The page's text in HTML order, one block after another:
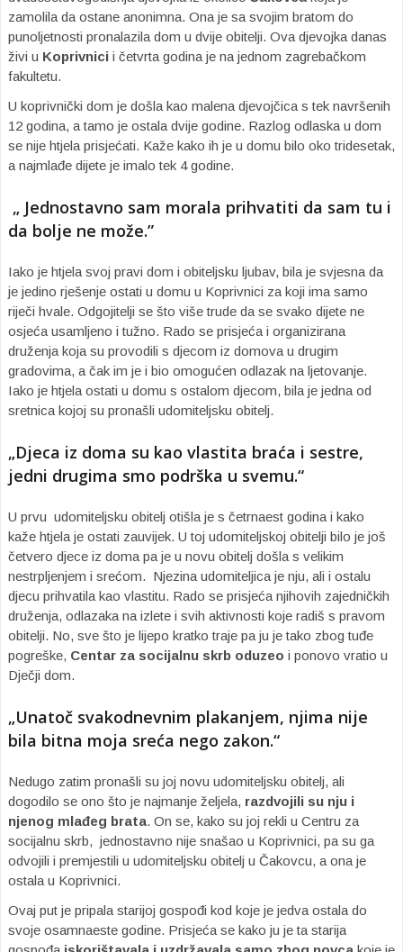
zamolila da ostane anonimna. Ona je sa svojim bratom do
punoljetnosti pronalazila dom u dvije obitelji. Ova djevojka danas
živi u Koprivnici i četvrta godina je na jednom zagrebačkom
fakultetu.
U koprivnički dom je došla kao malena djevojčica s tek navršenih
12 godina, a tamo je ostala dvije godine. Razlog odlaska u dom
se nije htjela prisjećati. Kaže kako ih je u domu bilo oko tridesetak,
a najmlađe dijete je imalo tek 4 godine.
„ Jednostavno sam morala prihvatiti da sam tu i
da bolje ne može.”
Iako je htjela svoj pravi dom i obiteljsku ljubav, bila je svjesna da
je jedino rješenje ostati u domu u Koprivnici za koji ima samo
riječi hvale. Odgojitelji se što više trude da se svako dijete ne
osjeća usamljeno i tužno. Rado se prisjeća i organizirana
druženja koja su provodili s djecom iz domova u drugim
gradovima, a čak im je i bio omogućen odlazak na ljetovanje.
Iako je htjela ostati u domu s ostalom djecom, bila je jedna od
sretnica kojoj su pronašli udomiteljsku obitelj.
„Djeca iz doma su kao vlastita braća i sestre,
jedni drugima smo podrška u svemu.“
U prvu udomiteljsku obitelj otišla je s četrnaest godina i kako
kaže htjela je ostati zauvijek. U toj udomiteljskoj obitelji bilo je još
četvero djece iz doma pa je u novu obitelj došla s velikim
nestrpljenjem i srećom. Njezina udomiteljica je nju, ali i ostalu
djecu prihvatila kao vlastitu. Rado se prisjeća njihovih zajedničkih
druženja, odlazaka na izlete i svih aktivnosti koje radiš s pravom
obitelji. No, sve što je lijepo kratko traje pa ju je tako zbog tuđe
pogreške, Centar za socijalnu skrb oduzeo i ponovo vratio u
Dječji dom.
„Unatoč svakodnevnim plakanjem, njima nije
bila bitna moja sreća nego zakon.“
Nedugo zatim pronašli su joj novu udomiteljsku obitelj, ali
dogodilo se ono što je najmanje željela, razdvojili su nju i
njenog mlađeg brata. On se, kako su joj rekli u Centru za
socijalnu skrb, jednostavno nije snašao u Koprivnici, pa su ga
odvojili i premjestili u udomiteljsku obitelj u Čakovcu, a ona je
ostala u Koprivnici.
Ovaj put je pripala starijoj gospođi kod koje je jedva ostala do
svoje osamnaeste godine. Prisjeća se kako ju je ta starija